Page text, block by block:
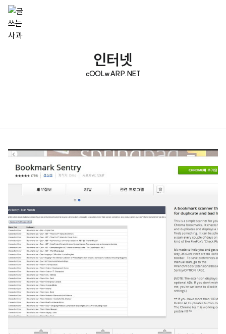
인터넷
cOOLwARP.NET